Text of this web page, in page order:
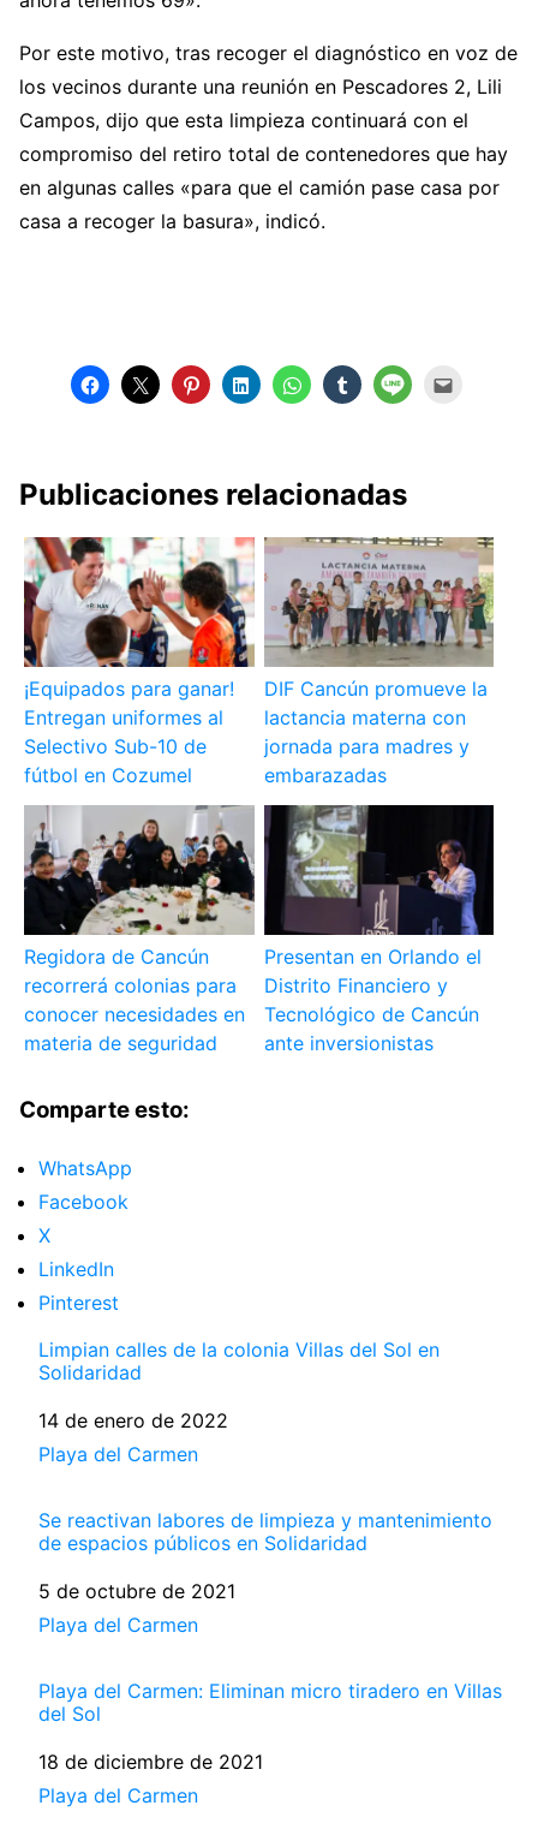
Por este motivo, tras recoger el diagnóstico en voz de
los vecinos durante una reunión en Pescadores 2, Lili
Campos, dijo que esta limpieza continuará con el
compromiso del retiro total de contenedores que hay
en algunas calles «para que el camión pase casa por
casa a recoger la basura», indicó.
Publicaciones relacionadas
¡Equipados para ganar!
Entregan uniformes al
Selectivo Sub-10 de
fútbol en Cozumel
DIF Cancún promueve la
lactancia materna con
jornada para madres y
embarazadas
Regidora de Cancún
recorrerá colonias para
conocer necesidades en
materia de seguridad
Presentan en Orlando el
Distrito Financiero y
Tecnológico de Cancún
ante inversionistas
Comparte esto:
WhatsApp
Facebook
X
LinkedIn
Pinterest
Limpian calles de la colonia Villas del Sol en
Solidaridad
Fecha
14 de enero de 2022
Respecto a
Playa del Carmen
Se reactivan labores de limpieza y mantenimiento
de espacios públicos en Solidaridad
Fecha
5 de octubre de 2021
Respecto a
Playa del Carmen
Playa del Carmen: Eliminan micro tiradero en Villas
del Sol
Fecha
18 de diciembre de 2021
Respecto a
Playa del Carmen